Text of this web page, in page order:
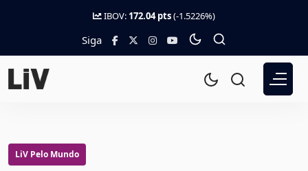
IBOV: 172.04 pts(-1.5226%)
Siga
LiV Pelo Mundo